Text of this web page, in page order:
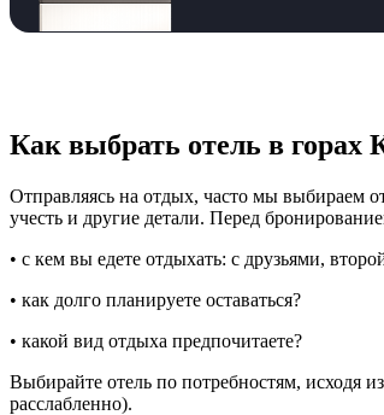
Как выбрать отель в
Отправляясь на отдых, часто мы выбираем
учесть и другие детали. Перед
• с кем вы едете отдыхать: с друзьями,
• как долго планируете оставаться?
• какой вид отдыха предпочитаете?
Выбирайте отель по потребностям, исходя
расслабленно).